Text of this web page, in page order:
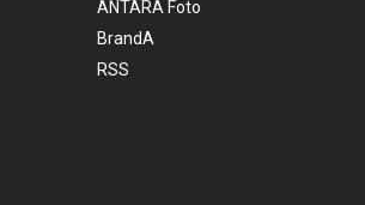
ANTARA Foto
BrandA
RSS